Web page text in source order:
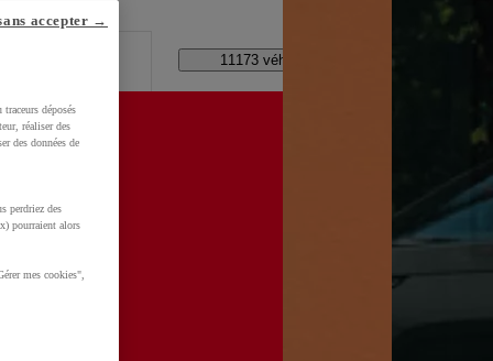
?
11173 véhicules disponibles
déposés
réaliser des
des données de
perdriez des
pourraient alors
mes cookies",
accepter →